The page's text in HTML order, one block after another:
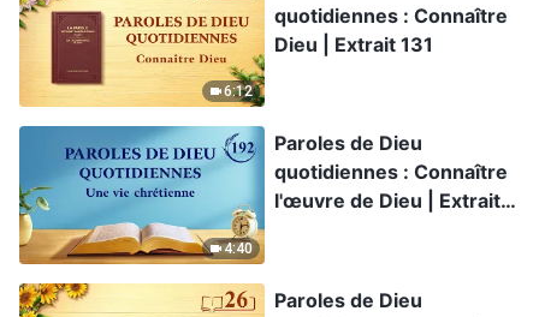
6:12
quotidiennes : Connaître
Dieu | Extrait 131
4:40
Paroles de Dieu
quotidiennes : Connaître
l'œuvre de Dieu | Extrait
Paroles de Dieu